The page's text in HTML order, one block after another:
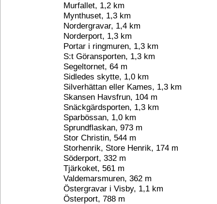
Murfallet, 1,2 km
Mynthuset, 1,3 km
Nordergravar, 1,4 km
Norderport, 1,3 km
Portar i ringmuren, 1,3 km
S:t Göransporten, 1,3 km
Segeltornet, 64 m
Sidledes skytte, 1,0 km
Silverhättan eller Kames, 1,3 km
Skansen Havsfrun, 104 m
Snäckgärdsporten, 1,3 km
Sparbössan, 1,0 km
Sprundflaskan, 973 m
Stor Christin, 544 m
Storhenrik, Store Henrik, 174 m
Söderport, 332 m
Tjärkoket, 561 m
Valdemarsmuren, 362 m
Östergravar i Visby, 1,1 km
Österport, 788 m